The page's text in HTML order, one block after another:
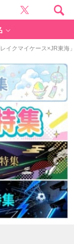
イクマイケース×JR東海